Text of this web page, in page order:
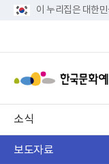
이 누리집은 대한
소식
보도자료